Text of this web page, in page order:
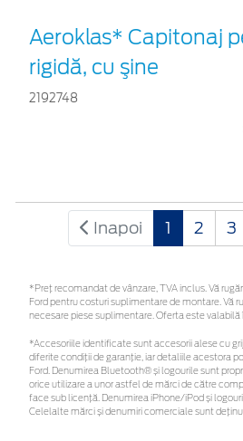
Aeroklas* Capitonaj
rigidă, cu şine
2192748
Inapoi 1 2 3
*Preţ recomandat de vânzare, TVA inclus. Vă
Ford pentru costuri suplimentare de montare. Vă
necesare piese suplimentare. Oferta este valabilă
*Accesoriile identificate sunt accesorii alese cu
diferite condiții de garanție, iar detaliile acestora
Ford. Denumirea Bluetooth® și logourile sunt
orice utilizare a unor astfel de mărci de către
face sub licență. Denumirea iPhone/iPod și
Celelalte mărci și denumiri comerciale sunt